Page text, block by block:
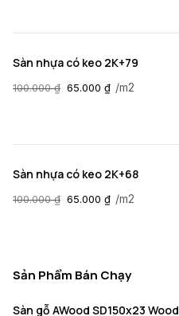
Sàn nhựa có keo 2K+79
100.000₫ 65.000 ₫ /m2
Sàn nhựa có keo 2K+68
100.000₫ 65.000 ₫ /m2
Sản Phẩm Bán Chạy
Sàn gỗ AWood SD150x23 Wood